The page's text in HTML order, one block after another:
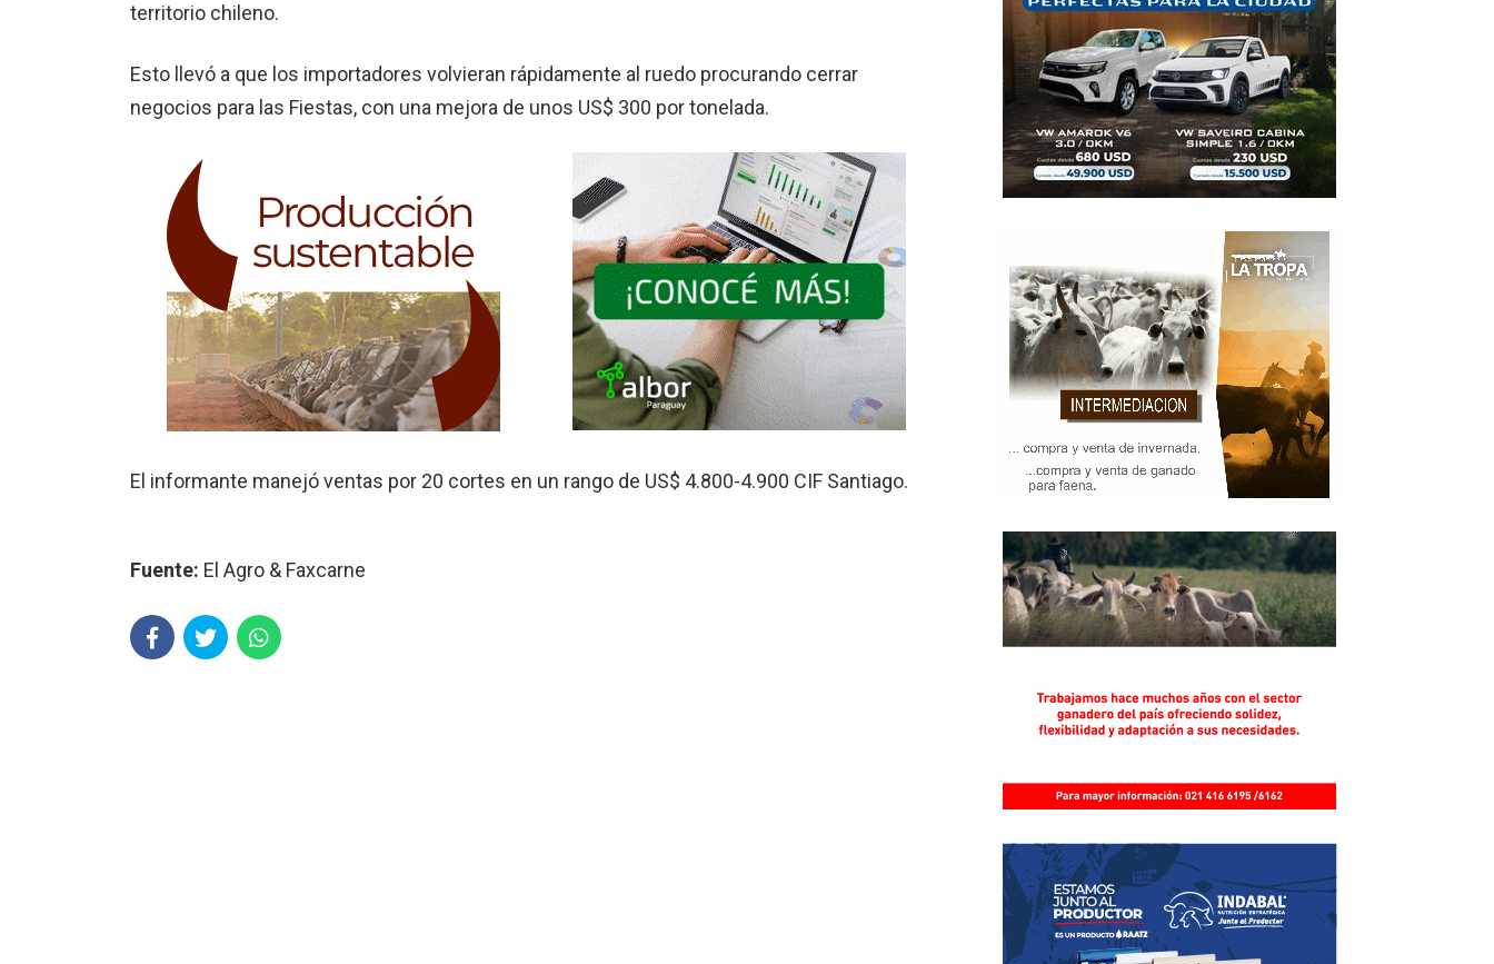
territorio chileno.
Esto llevó a que los importadores volvieran rápidamente al ruedo procurando cerrar
negocios para las Fiestas, con una mejora de unos US$ 300 por tonelada.
El informante manejó ventas por 20 cortes en un rango de US$ 4.800-4.900 CIF Santiago.
Fuente: El Agro & Faxcarne